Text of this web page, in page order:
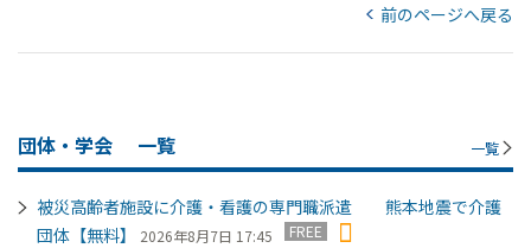
前のページへ戻る
団体・学会 一覧 一覧
被災高齢者施設に介護・看護の専門職派遣 熊本地震で介護
団体【無料】
2026年8月7日 17:45 FREE